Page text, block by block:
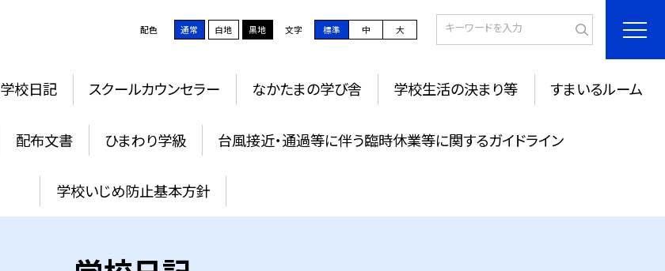
配色 通常 白地 黒地 文字 標準 中 大
学校日記 スクールカウンセラー なかたまの学び舎 学校生活の決まり等 すまいるルーム
配布文書 ひまわり学級 台風接近・通過等に伴う臨時休業等に関するガイドライン
学校いじめ防止基本方針